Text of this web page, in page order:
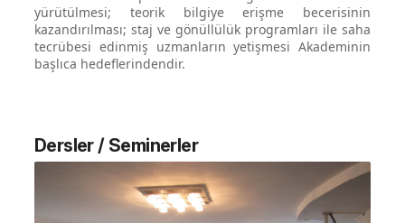
yürütülmesi; teorik bilgiye erişme becerisinin
kazandırılması; staj ve gönüllülük programları ile saha
tecrübesi edinmiş uzmanların yetişmesi Akademinin
başlıca hedeflerindendir.
Dersler / Seminerler